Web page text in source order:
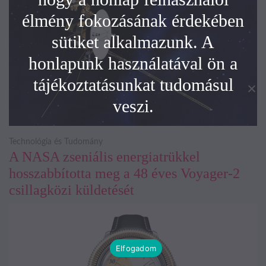
A NASA zseniális energiatrükkel
hosszabbította meg a 48 éves Voyager-2
csillagközi küldetését
Technológia és Tudomány
élmény fokozásának érdekében
sütiket alkalmazunk. A
honlapunk használatával ön a
tájékoztatásunkat tudomásul
veszi.
Elfogadom